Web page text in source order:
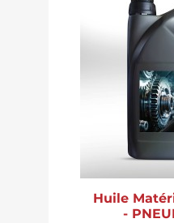
Huile
-